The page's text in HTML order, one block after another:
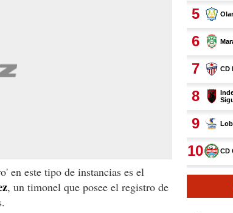
en este tipo de instancias es el
, un timonel que posee el registro de